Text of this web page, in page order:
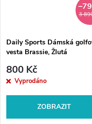
3
Daily Sports Dámská
vesta Brassie, Žlutá
800 Kč
Vyprodáno
ZOBRAZIT